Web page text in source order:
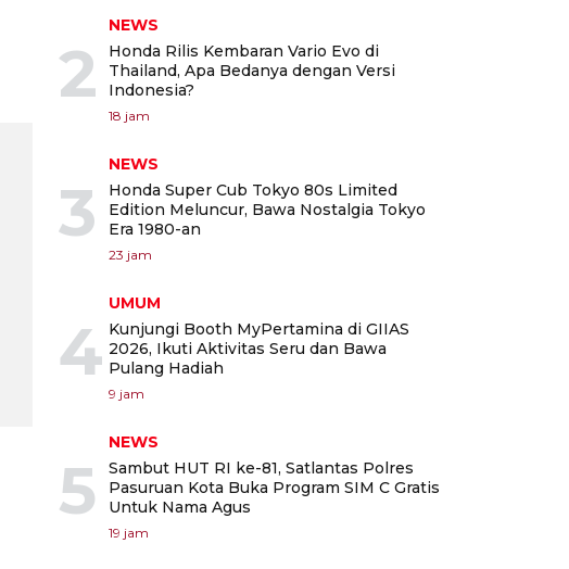
2
NEWS
Honda Rilis Kembaran Vario Evo di
Thailand, Apa Bedanya dengan Versi
Indonesia?
18 jam
3
NEWS
Honda Super Cub Tokyo 80s Limited
Edition Meluncur, Bawa Nostalgia Tokyo
Era 1980-an
23 jam
4
UMUM
Kunjungi Booth MyPertamina di GIIAS
2026, Ikuti Aktivitas Seru dan Bawa
Pulang Hadiah
9 jam
5
NEWS
Sambut HUT RI ke-81, Satlantas Polres
Pasuruan Kota Buka Program SIM C Gratis
Untuk Nama Agus
19 jam